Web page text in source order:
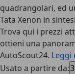
quadrangolari, ed
Tata Xenon in sintesi
Trova qui i prezzi
ottieni una
AutoScout24. Leggi
Usato a partire da: